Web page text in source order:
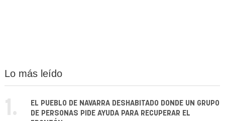
Lo más leído
1.
EL PUEBLO DE NAVARRA DESHABITADO DONDE UN GRUPO
DE PERSONAS PIDE AYUDA PARA RECUPERAR EL